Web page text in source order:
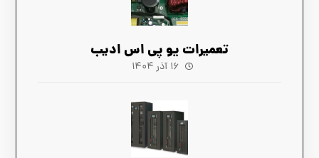
تعمیرات یو پی اس ادیب
۱۶ آذر ۱۴۰۴